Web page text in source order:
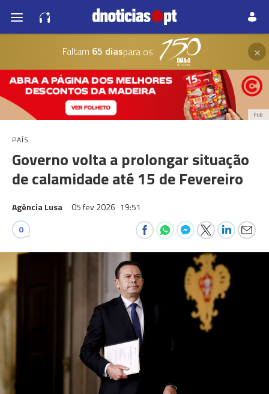
Faltam 65 diaspara os ×
PUB
PAÍS
Governo volta a prolongar situação
de calamidade até 15 de Fevereiro
Agência Lusa 05 fev 2026 19:51
0